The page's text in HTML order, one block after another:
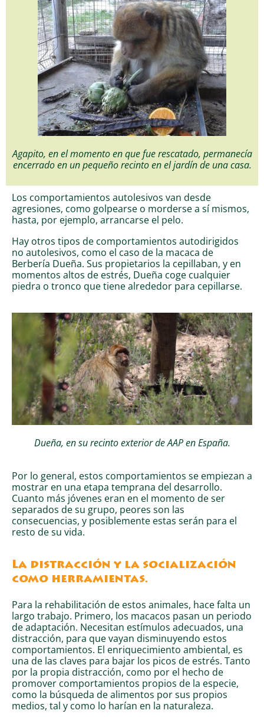
Agapito, en el momento en que fue rescatado, permanecía
encerrado en un pequeño recinto en el jardín de una casa.
Los comportamientos autolesivos van desde
agresiones, como golpearse o morderse a sí mismos,
hasta, por ejemplo, arrancarse el pelo.
Hay otros tipos de comportamientos autodirigidos
no autolesivos, como el caso de la macaca de
Berbería Dueña. Sus propietarios la cepillaban, y en
momentos altos de estrés, Dueña coge cualquier
piedra o tronco que tiene alrededor para cepillarse.
Dueña, en su recinto exterior de AAP en España.
Por lo general, estos comportamientos se empiezan a
mostrar en una etapa temprana del desarrollo.
Cuanto más jóvenes eran en el momento de ser
separados de su grupo, peores son las
consecuencias, y posiblemente estas serán para el
resto de su vida.
La distracción y la socialización
como herramientas.
Para la rehabilitación de estos animales, hace falta un
largo trabajo. Primero, los macacos pasan un periodo
de adaptación. Necesitan estímulos adecuados, una
distracción, para que vayan disminuyendo estos
comportamientos. El enriquecimiento ambiental, es
una de las claves para bajar los picos de estrés. Tanto
por la propia distracción, como por el hecho de
promover comportamientos propios de la especie,
como la búsqueda de alimentos por sus propios
medios, tal y como lo harían en la naturaleza.